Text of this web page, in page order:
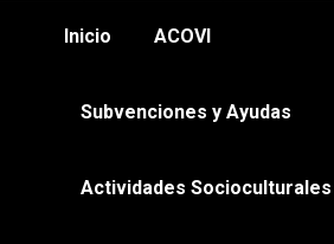
Inicio ACOVI
Subvenciones y Ayudas
Actividades Socioculturales